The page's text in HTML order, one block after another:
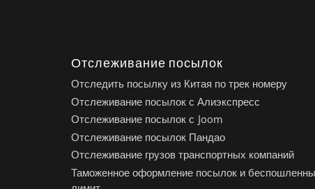
Отслеживание посылок
Отследить посылку из Китая по трек номеру
Отслеживание посылок с Алиэкспресс
Отслеживание посылок с Joom
Отслеживание посылок Пандао
Отслеживание грузов транспортных компаний
Таможенное оформление посылок и